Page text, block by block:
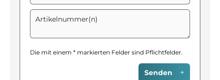
Die mit einem * markierten Felder sind Pflichtfelder.
Senden